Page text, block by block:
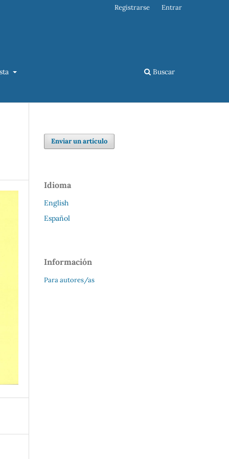
Buscar
Registrarse Entrar
Enviar un artículo
Idioma
English
Español
Información
Para autores/as